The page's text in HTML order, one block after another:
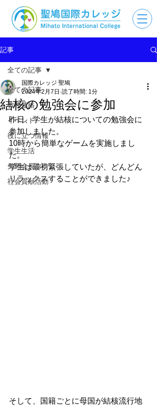
記事
全ての記事
教務連絡
イベント
役に立つ情報
学生生活
矢野会長コラム
社会貢献活動
全ての記事
結核の勉強会に参加
国際カレッジ 聖鳩
2024年2月7日 読了時間: 1分
昨日、学生が結核についての勉強会に
参加しました。
10時から簡単なゲームを実施しまし
た。
学生は最初緊張していたが、どんどん
リラックスすることができました♪
そして、国籍ごとに母国が結核流行地